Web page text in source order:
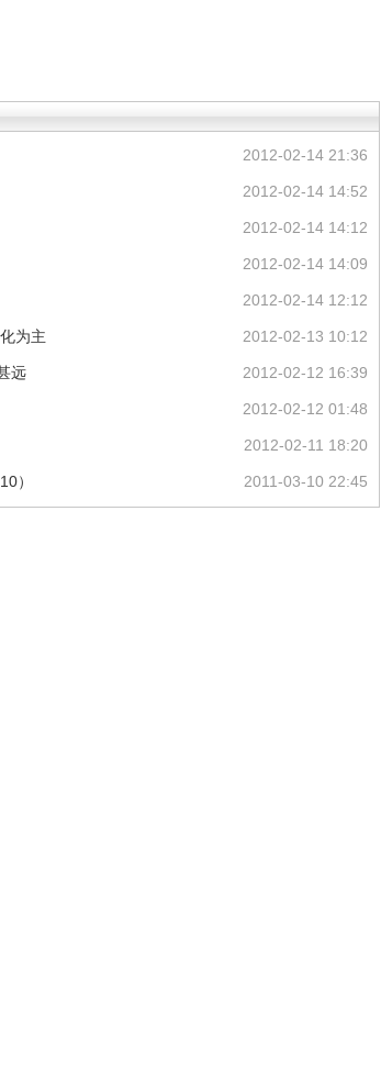
2012-02-14 21:36
2012-02-14 14:52
2012-02-14 14:12
2012-02-14 14:09
2012-02-14 12:12
2012-02-13 10:12
为主
2012-02-12 16:39
远
2012-02-12 01:48
2012-02-11 18:20
2011-03-10 22:45
）